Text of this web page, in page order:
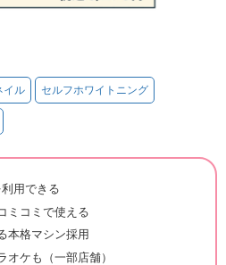
イル セルフホワイトニング
用できる
ミコミで使える
本格マシン採用
オケも（一部店舗）